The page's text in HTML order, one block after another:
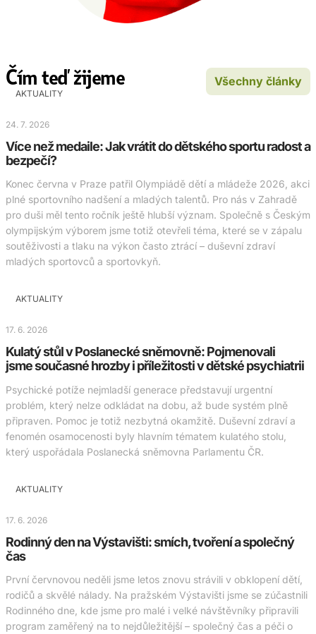
Čím teď žijeme Všechny články
AKTUALITY
24. 7. 2026
Více než medaile: Jak vrátit do dětského sportu radost a
bezpečí?
Konec června v Praze patřil Olympiádě dětí a mládeže 2026, akci
plné sportovního nadšení a mladých talentů. Pro nás v Zahradě
pro duši měl tento ročník ještě hlubší význam. Společně s Českým
olympijským výborem jsme totiž otevřeli téma, které se v zápalu
soutěživosti a tlaku na výkon často ztrácí – duševní zdraví
mladých sportovců a sportovkyň.
AKTUALITY
17. 6. 2026
Kulatý stůl v Poslanecké sněmovně: Pojmenovali
jsme současné hrozby i příležitosti v dětské psychiatrii
Psychické potíže nejmladší generace představují urgentní
problém, který nelze odkládat na dobu, až bude systém plně
připraven. Pomoc je totiž nezbytná okamžitě. Duševní zdraví a
fenomén osamocenosti byly hlavním tématem kulatého stolu,
který uspořádala Poslanecká sněmovna Parlamentu ČR.
AKTUALITY
17. 6. 2026
Rodinný den na Výstavišti: smích, tvoření a společný
čas
První červnovou neděli jsme letos znovu strávili v obklopení dětí,
rodičů a skvělé nálady. Na pražském Výstavišti jsme se zúčastnili
Rodinného dne, kde jsme pro malé i velké návštěvníky připravili
program zaměřený na to nejdůležitější – společný čas a péči o